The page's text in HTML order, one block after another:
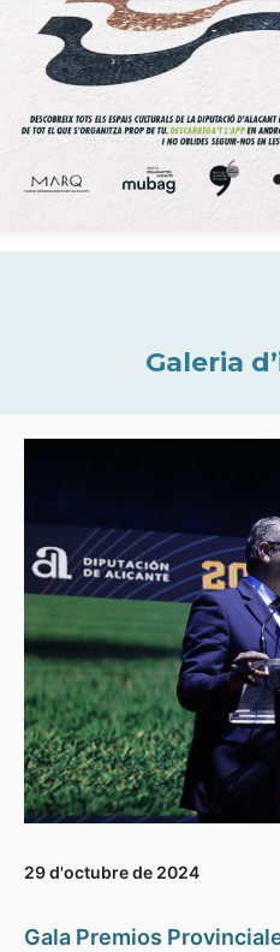
Galeria
29 d'octubre de 2024
Gala Premios